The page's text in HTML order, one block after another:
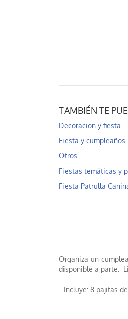
TAMBIÉN TE
Decoracion y fiesta
Fiesta y cumpleaños
Otros
Fiestas temáticas y
Fiesta Patrulla
Organiza un
disponible a parte.
- Incluye: 8 pajitas